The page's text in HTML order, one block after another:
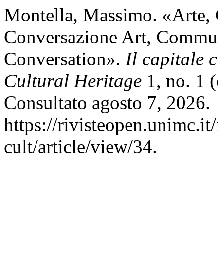
Montella, Massimo. «Arte,
Conversazione Art,
Conversation». Il capitale
Cultural Heritage 1, no. 1
Consultato agosto 7, 2026.
https://
cult/article/view/34.